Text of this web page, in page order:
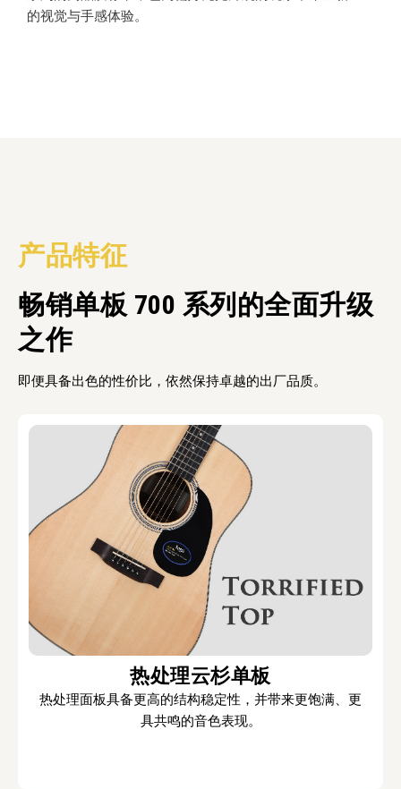
的视觉与手感体验。
产品特征
畅销单板 700 系列的全面升级
之作
即便具备出色的性价比，依然保持卓越的出厂品质。
热处理云杉单板
热处理面板具备更高的结构稳定性，并带来更饱满、更
具共鸣的音色表现。